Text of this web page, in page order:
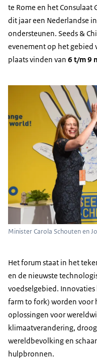
te Rome en het
dit jaar een Nederlandse
ondersteunen. Seeds &
evenement op het gebied
plaats vinden van 6 t/m 9
Minister Carola Schouten en
Het forum staat in het
en de nieuwste
voedselgebied.
farm to fork) worden voor
oplossingen voor
klimaatverandering,
wereldbevolking en
hulpbronnen.